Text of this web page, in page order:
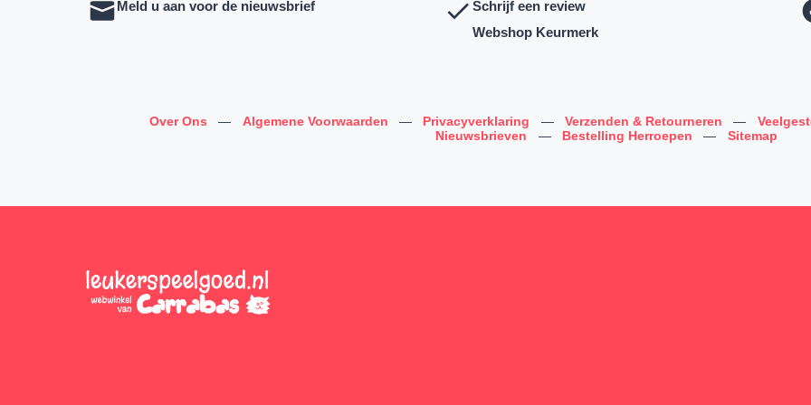
Meld u aan voor de nieuwsbrief
Schrijf een review
Webshop Keurmerk
Over Ons — Algemene Voorwaarden — Privacyverklaring — Verzenden & Retourneren —
Nieuwsbrieven
— Bestelling Herroepen — Sitemap